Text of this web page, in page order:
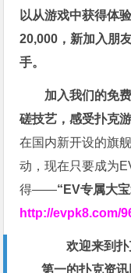
以从游戏中获得体
20,000，新加入朋
手。
加入我们的免
磋技艺，感受扑克
在国内新开设的旗
动，现在只要成为
得——“EV专属大
http://evpk8.com/
欢迎来到
第一的扑克资